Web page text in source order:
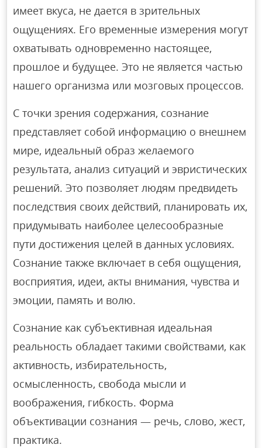
имеет вкуса, не дается в зрительных
ощущениях. Его временные измерения могут
охватывать одновременно настоящее,
прошлое и будущее. Это не является частью
нашего организма или мозговых процессов.
С точки зрения содержания, сознание
представляет собой информацию о внешнем
мире, идеальный образ желаемого
результата, анализ ситуаций и эвристических
решений. Это позволяет людям предвидеть
последствия своих действий, планировать их,
придумывать наиболее целесообразные
пути достижения целей в данных условиях.
Сознание также включает в себя ощущения,
восприятия, идеи, акты внимания, чувства и
эмоции, память и волю.
Сознание как субъективная идеальная
реальность обладает такими свойствами, как
активность, избирательность,
осмысленность, свобода мысли и
воображения, гибкость. Форма
объективации сознания — речь, слово, жест,
практика.